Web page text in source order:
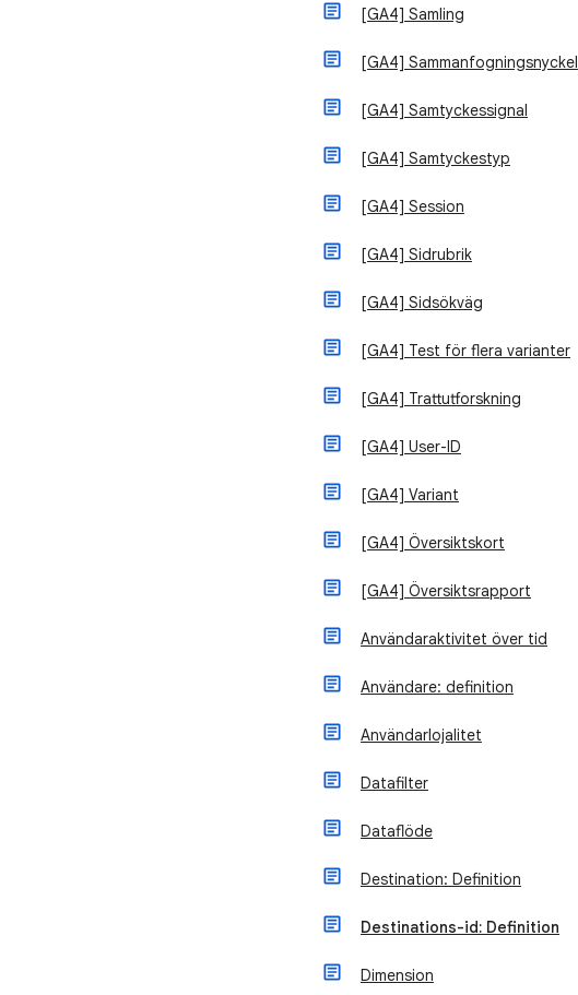
[GA4] Samling
[GA4] Sammanfogningsnyckel
[GA4] Samtyckessignal
[GA4] Samtyckestyp
[GA4] Session
[GA4] Sidrubrik
[GA4] Sidsökväg
[GA4] Test för flera varianter
[GA4] Trattutforskning
[GA4] User-ID
[GA4] Variant
[GA4] Översiktskort
[GA4] Översiktsrapport
Användaraktivitet över tid
Användare: definition
Användarlojalitet
Datafilter
Dataflöde
Destination: Definition
Destinations-id: Definition
Dimension